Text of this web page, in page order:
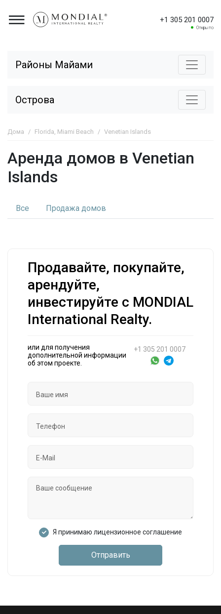
+1 305 201 0007
Открыто
Районы Майами
Острова
Дома Florida, Miami Beach Venetian Islands
Аренда домов в Venetian
Islands
Все Продажа домов
Продавайте, покупайте,
арендуйте,
инвестируйте с MONDIAL
International Realty.
или для получения
дополнительной информации
об этом проекте.
+1 305 201 0007
Я принимаю лицензионное соглашение
Отправить